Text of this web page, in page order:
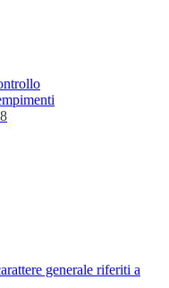
generale riferiti a